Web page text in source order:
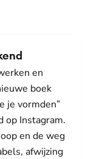
en
boek
je vormden”
op Instagram.
en de weg
afwijzing